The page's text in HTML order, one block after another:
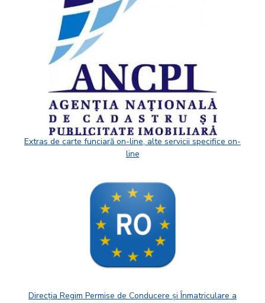
Extras de carte funciară on-line, alte servicii specifice on-
line
Direcția Regim Permise de Conducere și Înmatriculare a